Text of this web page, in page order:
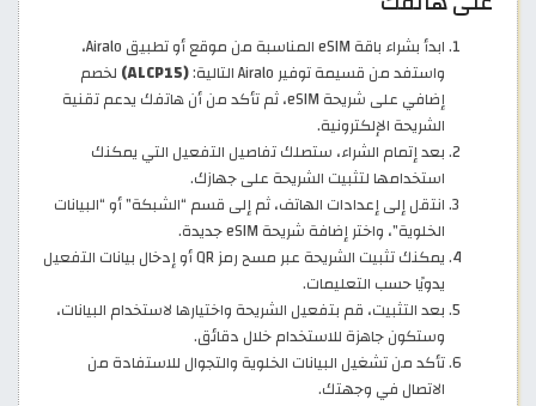
ابدأ بشراء باقة eSIM المناسبة من موقع أو تطبيق Airalo،
واستفد من قسيمة توفير Airalo التالية:
(ALCP15)
لخصم
إضافي على شريحة eSIM، ثم تأكد من أن هاتفك يدعم تقنية
الشريحة الإلكترونية.
بعد إتمام الشراء، ستصلك تفاصيل التفعيل التي يمكنك
استخدامها لتثبيت الشريحة على جهازك.
انتقل إلى إعدادات الهاتف، ثم إلى قسم “الشبكة” أو “البيانات
الخلوية”، واختر إضافة شريحة eSIM جديدة.
يمكنك تثبيت الشريحة عبر مسح رمز QR أو إدخال بيانات التفعيل
يدويًا حسب التعليمات.
بعد التثبيت، قم بتفعيل الشريحة واختيارها لاستخدام البيانات،
وستكون جاهزة للاستخدام خلال دقائق.
تأكد من تشغيل البيانات الخلوية والتجوال للاستفادة من
الاتصال في وجهتك.